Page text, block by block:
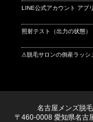
LINE公式アカウント アプ
照射テスト（出力の状態
⚠脱毛サロンの倒産ラッシ
名古屋メンズ脱
〒460-0008 愛知県名古